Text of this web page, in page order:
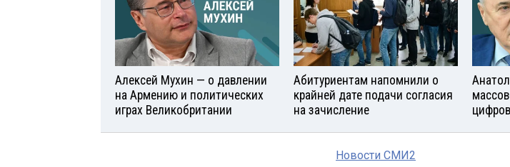
Алексей Мухин — о давлении
на Армению и политических
играх Великобритании
Абитуриентам напомнили о
крайней дате подачи согласия
на зачисление
Новости СМИ2